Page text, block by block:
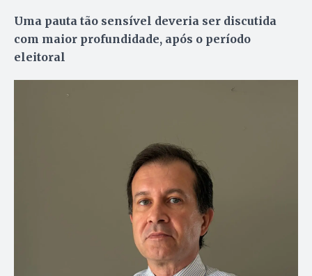
Uma pauta tão sensível deveria ser discutida
com maior profundidade, após o período
eleitoral